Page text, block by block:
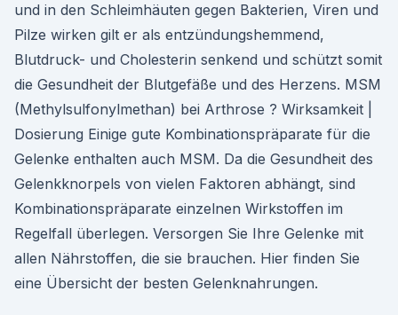
und in den Schleimhäuten gegen Bakterien, Viren und
Pilze wirken gilt er als entzündungshemmend,
Blutdruck- und Cholesterin senkend und schützt somit
die Gesundheit der Blutgefäße und des Herzens. MSM
(Methylsulfonylmethan) bei Arthrose ? Wirksamkeit |
Dosierung Einige gute Kombinationspräparate für die
Gelenke enthalten auch MSM. Da die Gesundheit des
Gelenkknorpels von vielen Faktoren abhängt, sind
Kombinationspräparate einzelnen Wirkstoffen im
Regelfall überlegen. Versorgen Sie Ihre Gelenke mit
allen Nährstoffen, die sie brauchen. Hier finden Sie
eine Übersicht der besten Gelenknahrungen.